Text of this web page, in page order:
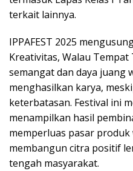
terkait lainnya.
IPPAFEST 2025
Kreativitas, Walau Tempat
semangat dan daya juang
menghasilkan karya,
keterbatasan. Festival ini
menampilkan hasil
memperluas pasar
membangun citra positif
tengah masyarakat.